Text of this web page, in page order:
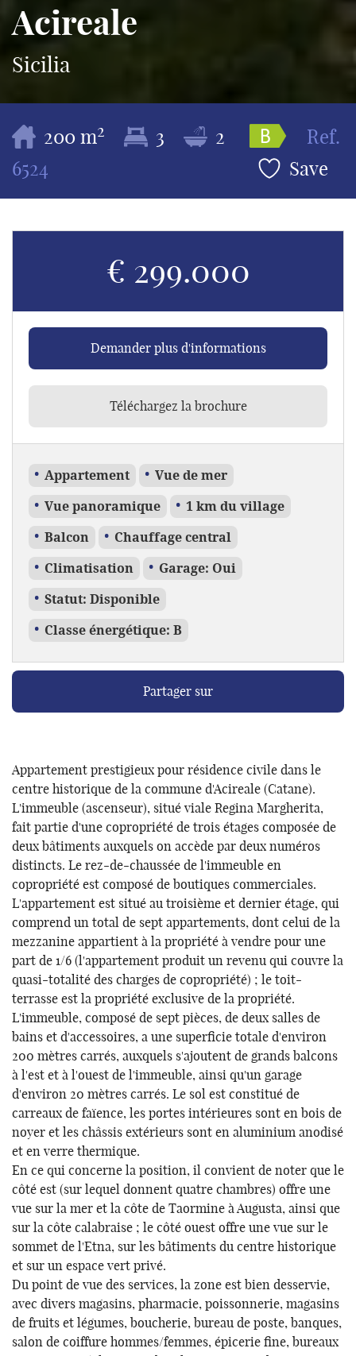
Acireale
Sicilia
200 m2 3 2
Ref.
6524
Save
€ 299.000
Demander plus d'informations
Téléchargez la brochure
Appartement Vue de mer
Vue panoramique 1 km du village
Balcon Chauffage central
Climatisation Garage: Oui
Statut: Disponible
Classe énergétique: B
Partager sur
Appartement prestigieux pour résidence civile dans le
centre historique de la commune d'Acireale (Catane).
L'immeuble (ascenseur), situé viale Regina Margherita,
fait partie d'une copropriété de trois étages composée de
deux bâtiments auxquels on accède par deux numéros
distincts. Le rez-de-chaussée de l'immeuble en
copropriété est composé de boutiques commerciales.
L'appartement est situé au troisième et dernier étage, qui
comprend un total de sept appartements, dont celui de la
mezzanine appartient à la propriété à vendre pour une
part de 1/6 (l'appartement produit un revenu qui couvre la
quasi-totalité des charges de copropriété) ; le toit-
terrasse est la propriété exclusive de la propriété.
L'immeuble, composé de sept pièces, de deux salles de
bains et d'accessoires, a une superficie totale d'environ
200 mètres carrés, auxquels s'ajoutent de grands balcons
à l'est et à l'ouest de l'immeuble, ainsi qu'un garage
d'environ 20 mètres carrés. Le sol est constitué de
carreaux de faïence, les portes intérieures sont en bois de
noyer et les châssis extérieurs sont en aluminium anodisé
et en verre thermique.
En ce qui concerne la position, il convient de noter que le
côté est (sur lequel donnent quatre chambres) offre une
vue sur la mer et la côte de Taormine à Augusta, ainsi que
sur la côte calabraise ; le côté ouest offre une vue sur le
sommet de l'Etna, sur les bâtiments du centre historique
et sur un espace vert privé.
Du point de vue des services, la zone est bien desservie,
avec divers magasins, pharmacie, poissonnerie, magasins
de fruits et légumes, boucherie, bureau de poste, banques,
salon de coiffure hommes/femmes, épicerie fine, bureaux